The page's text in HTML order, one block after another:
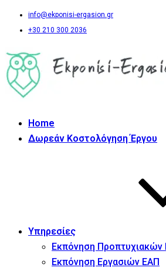
info@ekponisi-ergasion.gr
+30 210 300 2036
Home
Δωρεάν Κοστολόγηση Έργου
Υπηρεσίες
Εκπόνηση Προπτυχιακών
Εκπόνηση Εργασιών ΕΑΠ